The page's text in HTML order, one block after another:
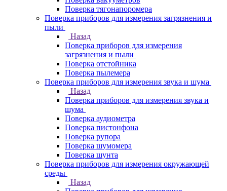
Поверка тягонапоромера
Поверка приборов для измерения загрязнения и
пыли
Назад
Поверка приборов для измерения
загрязнения и пыли
Поверка отстойника
Поверка пылемера
Поверка приборов для измерения звука и шума
Назад
Поверка приборов для измерения звука и
шума
Поверка аудиометра
Поверка пистонфона
Поверка рупора
Поверка шумомера
Поверка шунта
Поверка приборов для измерения окружающей
среды
Назад